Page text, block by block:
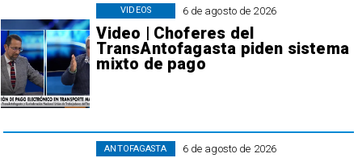
6 de agosto de 2026
Video | Choferes del
TransAntofagasta piden sistema
mixto de pago
VIDEOS
6 de agosto de 2026
ANTOFAGASTA